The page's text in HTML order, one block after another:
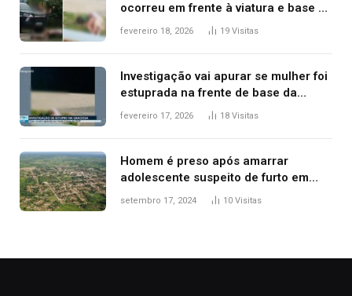
ocorreu em frente à viatura e base de
segurança; polícia investiga
fevereiro 18, 2026 19 Visitas
Investigação vai apurar se mulher foi
estuprada na frente de base da
Guarda Metropolitana de Palmas, diz
fevereiro 17, 2026 18 Visitas
Homem é preso após amarrar
adolescente suspeito de furto em
estaca de cerca e agredi-lo
setembro 17, 2024 10 Visitas